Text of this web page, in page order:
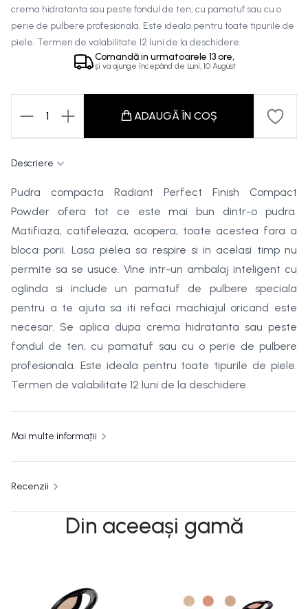
crema hidratanta sau peste fondul de ten, cu pamatuf sau cu o
perie de pulbere profesionala. Este ideala pentru toate tipurile de
piele. Termen de valabilitate 12 luni de la deschidere.
Comandă in urmatoarele 13 ore,
și va ajunge începând de Luni, 10 August
1 ADAUGĂ ÎN COȘ
Descriere
Pudra compacta Radiant Perfect Finish Compact
Powder ofera tot ce este mai bun dintr-o pudra.
Matifiaza, catifeleaza, acopera, toate acestea fara a
bloca porii. Lasa pielea sa respire si in acelasi timp nu
permite sa se usuce. Vine intr-un ambalaj inteligent cu
oglinda si include un pamatuf de pulbere speciala
pentru a te ajuta sa iti refaci machiajul oricand este
necesar. Se aplica dupa crema hidratanta sau peste
fondul de ten, cu pamatuf sau cu o perie de pulbere
profesionala. Este ideala pentru toate tipurile de piele.
Termen de valabilitate 12 luni de la deschidere.
Mai multe informații
Recenzii
Din aceeași gamă